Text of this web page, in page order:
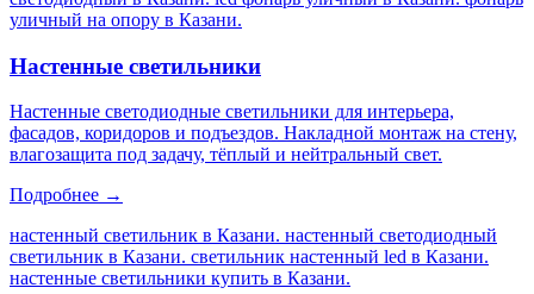
уличный на опору в Казани.
Настенные светильники
Настенные светодиодные светильники для интерьера,
фасадов, коридоров и подъездов. Накладной монтаж на стену,
влагозащита под задачу, тёплый и нейтральный свет.
Подробнее →
настенный светильник в Казани. настенный светодиодный
светильник в Казани. светильник настенный led в Казани.
настенные светильники купить в Казани.